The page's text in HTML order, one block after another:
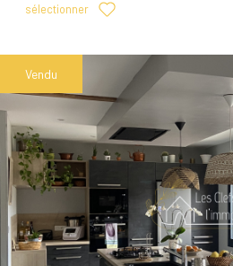
sélectionner
Vendu